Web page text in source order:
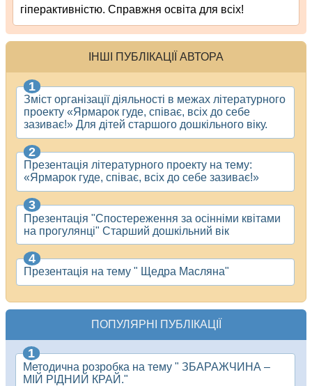
гіперактивністю. Справжня освіта для всіх!
ІНШІ ПУБЛІКАЦІЇ АВТОРА
Зміст організації діяльності в межах літературного
проекту «Ярмарок гуде, співає, всіх до себе
зазиває!» Для дітей старшого дошкільного віку.
Презентація літературного проекту на тему:
«Ярмарок гуде, співає, всіх до себе зазиває!»
Презентація "Спостереження за осінніми квітами
на прогулянці" Старший дошкільний вік
Презентація на тему " Щедра Масляна"
ПОПУЛЯРНІ ПУБЛІКАЦІЇ
Методична розробка на тему " ЗБАРАЖЧИНА –
МІЙ РІДНИЙ КРАЙ."